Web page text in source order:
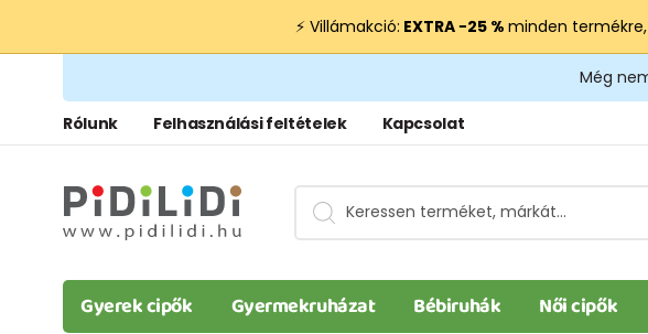
⚡ Villámakció: EXTRA −25 % minden termékre,
Még
Rólunk Felhasználási feltételek Kapcsolat
Gyerek cipők Gyermekruházat Bébiruhák Női cipők